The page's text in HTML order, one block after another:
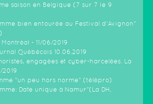
saison en Belgique (7 sur 7 le 9
bien entourée au Festival d'Avignon"
- 11/06/2019
Québécois 10.06.2019
engagées et cyber-harcelées. La
"un peu hors norme" (télépro)
Date unique à Namur"(La DH,